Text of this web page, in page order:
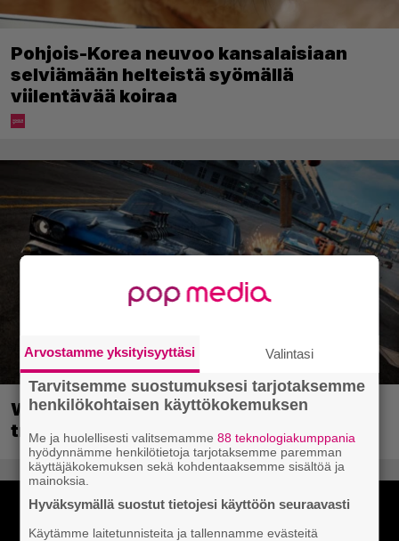
Pohjois-Korea neuvoo kansalaisiaan
selviämään helteistä syömällä
viilentävää koiraa
Wreckfest 2 sai rallienglannintäyteisen
trailerin
Arvostamme yksityisyyttäsi Valintasi
Tarvitsemme suostumuksesi tarjotaksemme
henkilökohtaisen käyttökokemuksen
Me ja huolellisesti valitsemamme88 teknologiakumppania
hyödynnämme henkilötietoja tarjotaksemme paremman
käyttäjäkokemuksen sekä kohdentaaksemme sisältöä ja
mainoksia.
Hyväksymällä suostut tietojesi käyttöön seuraavasti
Käytämme laitetunnisteita ja tallennamme evästeitä